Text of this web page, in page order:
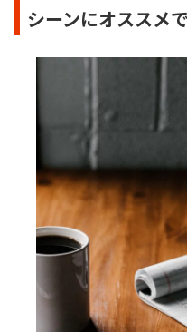
シーンにオススメで